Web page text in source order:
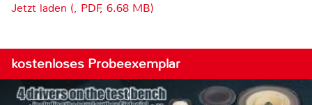
Jetzt laden (, PDF, 6.68 MB)
kostenloses Probeexemplar